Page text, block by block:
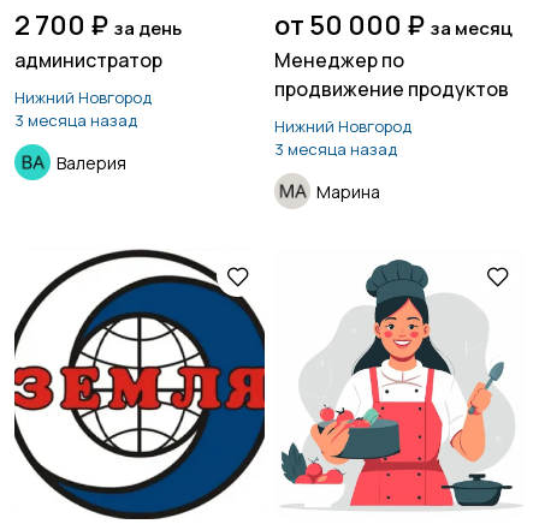
2 700 ₽ за день
администратор
Нижний Новгород
3 месяца назад
Валерия
от 50 000 ₽ за месяц
Менеджер по
продвижение продуктов
Нижний Новгород
3 месяца назад
Марина